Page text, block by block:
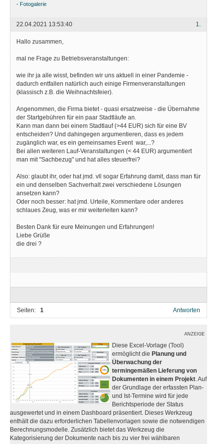
- Fotogalerie
1.
22.04.2021 13:53:40
Hallo zusammen,
mal ne Frage zu Betriebsveranstaltungen:
wie ihr ja alle wisst, befinden wir uns aktuell in einer Pandemie -
dadurch entfallen natürlich auch einige Firmenveranstaltungen
(klassisch z.B. die Weihnachtsfeier).
Angenommen, die Firma bietet - quasi ersatzweise - die Übernahme
der Startgebühren für ein paar Stadtläufe an.
Kann man dann bei einem Stadtlauf (>44 EUR) sich für eine BV
entscheiden? Und dahingegen argumentieren, dass es jedem
zugänglich war, es ein gemeinsames Event war,...?
Bei allen weiteren Lauf-Veranstaltungen (< 44 EUR) argumentiert
man mit "Sachbezug" und hat alles steuerfrei?
Also: glaubt ihr, oder hat jmd. vll sogar Erfahrung damit, dass man für
ein und denselben Sachverhalt zwei verschiedene Lösungen
ansetzen kann?
Oder noch besser: hat jmd. Urteile, Kommentare oder anderes
schlaues Zeug, was er mir weiterleiten kann?
Besten Dank für eure Meinungen und Erfahrungen!
Liebe Grüße
die drei ?
Seiten: 1 Antworten
ANZEIGE
Diese Excel-Vorlage (Tool)
ermöglicht die Planung und
Überwachung der
termingemäßen Lieferung von
Dokumenten in einem Projekt . Auf
der Grundlage der erfassten Plan-
und Ist-Termine wird für jede
Berichtsperiode der Status
ausgewertet und in einem Dashboard präsentiert. Dieses Werkzeug
enthält die dazu erforderlichen Tabellenvorlagen sowie die notwendigen
Berechnungsmodelle. Zusätzlich bietet das Werkzeug die
Kategorisierung der Dokumente nach bis zu vier frei wählbaren